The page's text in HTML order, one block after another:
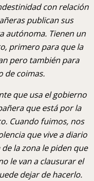
con relación
publican sus
autónoma. Tienen un
primero para que la
pero también para
de coimas.
que usa el gobierno
que está por la
Cuando fuimos, nos
que vive a diario
la zona le piden que
le van a clausurar el
dejar de hacerlo.